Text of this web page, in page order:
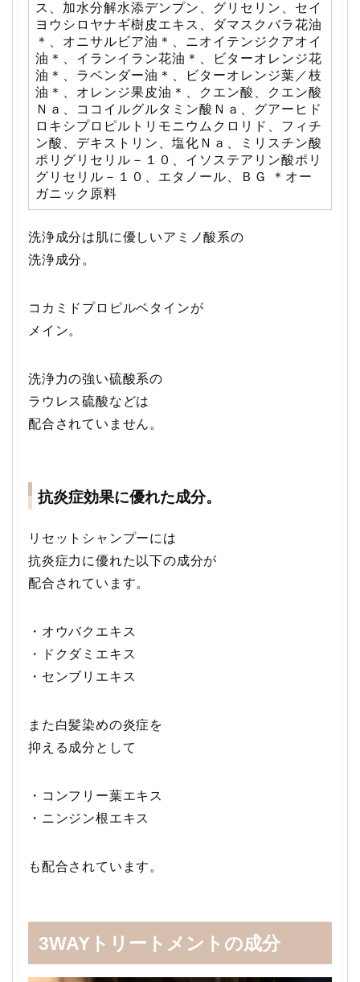
ス、加水分解水添デンプン、グリセリン、セイ
ヨウシロヤナギ樹皮エキス、ダマスクバラ花油
＊、オニサルビア油＊、ニオイテンジクアオイ
油＊、イランイラン花油＊、ビターオレンジ花
油＊、ラベンダー油＊、ビターオレンジ葉／枝
油＊、オレンジ果皮油＊、クエン酸、クエン酸
Ｎａ、ココイルグルタミン酸Ｎａ、グアーヒド
ロキシプロピルトリモニウムクロリド、フィチ
ン酸、デキストリン、塩化Ｎａ、ミリスチン酸
ポリグリセリル－１０、イソステアリン酸ポリ
グリセリル－１０、エタノール、ＢＧ ＊オー
ガニック原料
洗浄成分は肌に優しいアミノ酸系の
洗浄成分。
コカミドプロピルベタインが
メイン。
洗浄力の強い硫酸系の
ラウレス硫酸などは
配合されていません。
抗炎症効果に優れた成分。
リセットシャンプーには
抗炎症力に優れた以下の成分が
配合されています。
・オウバクエキス
・ドクダミエキス
・センブリエキス
また白髪染めの炎症を
抑える成分として
・コンフリー葉エキス
・ニンジン根エキス
も配合されています。
3WAYトリートメントの成分